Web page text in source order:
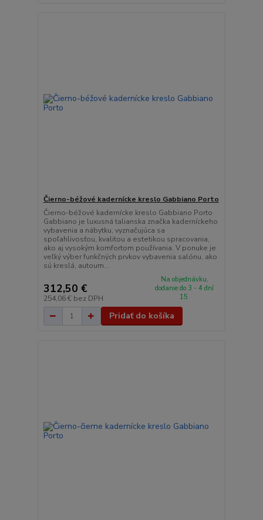
Čierno-béžové kadernícke kreslo Gabbiano Porto
Čierno-béžové kadernícke kreslo Gabbiano Porto
Gabbiano je luxusná talianska značka kaderníckeho
vybavenia a nábytku, vyznačujúca sa
spoľahlivosťou, kvalitou a estetikou spracovania,
ako aj vysokým komfortom používania. V ponuke je
veľký výber funkčných prvkov vybavenia salónu, ako
sú kreslá, autoum...
312,50 €
254,06 € bez DPH
Na objednávku,
dodanie do 3 - 4 dní
15
Pridať do košíka